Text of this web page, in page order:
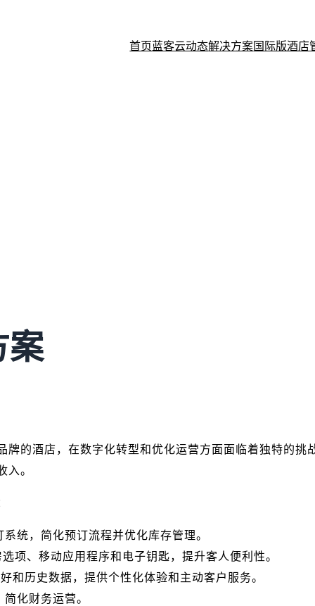
首页蓝客云动态解决方案国际版酒店
案
牌的酒店，在数字化转型和优化运营方面面临着独特的
。
统，简化预订流程并优化库存管理。
项、移动应用程序和电子钥匙，提升客人便利性。
和历史数据，提供个性化体验和主动客户服务。
化财务运营。